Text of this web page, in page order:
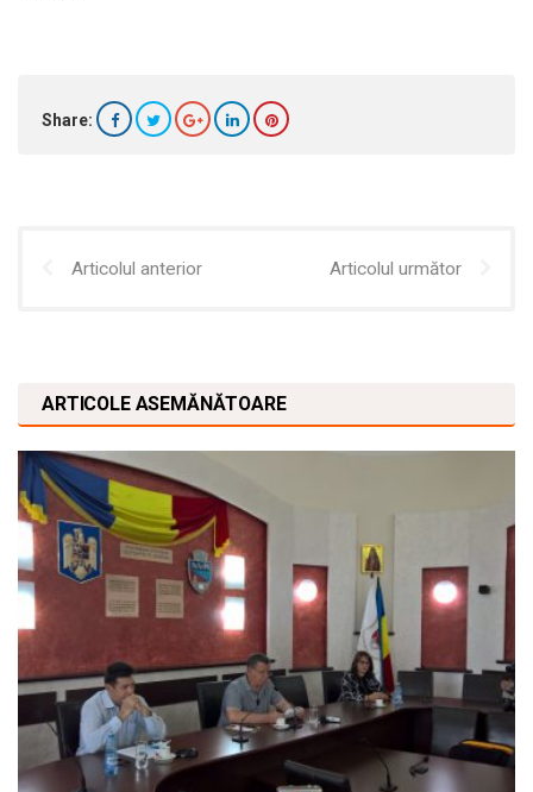
Share:
Articolul anterior Articolul următor
ARTICOLE ASEMĂNĂTOARE